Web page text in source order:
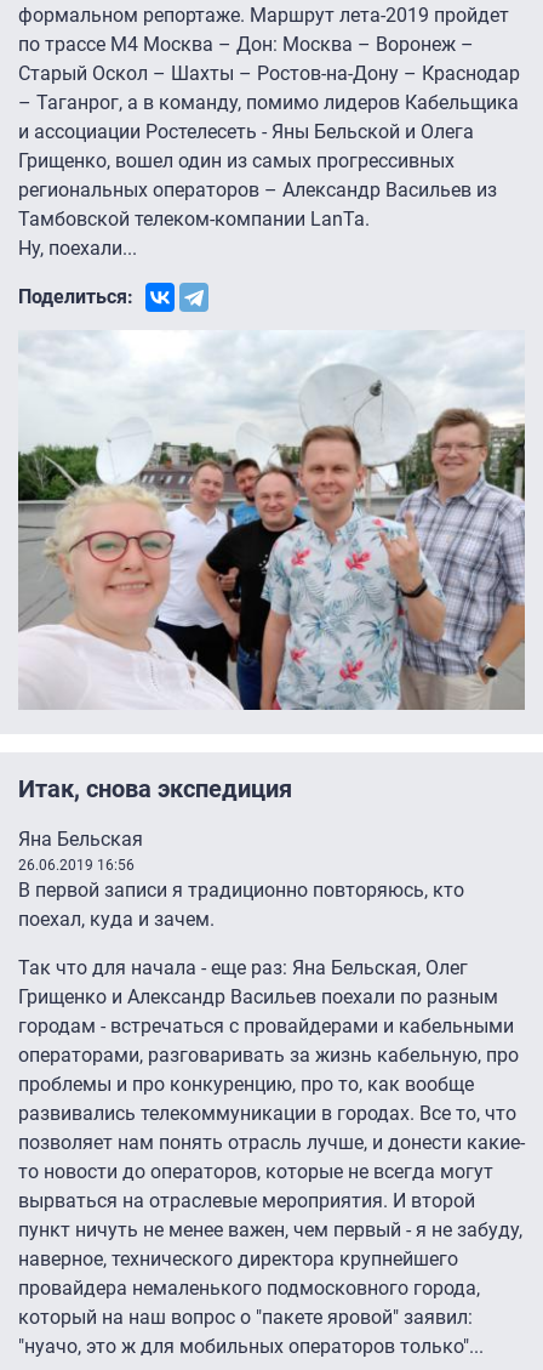
формальном репортаже. Маршрут лета-2019 пройдет
по трассе М4 Москва – Дон: Москва – Воронеж –
Старый Оскол – Шахты – Ростов-на-Дону – Краснодар
– Таганрог, а в команду, помимо лидеров Кабельщика
и ассоциации Ростелесеть - Яны Бельской и Олега
Грищенко, вошел один из самых прогрессивных
региональных операторов – Александр Васильев из
Тамбовской телеком-компании LanTa.
Ну, поехали...
Поделиться:
Итак, снова экспедиция
Яна Бельская
26.06.2019 16:56
В первой записи я традиционно повторяюсь, кто
поехал, куда и зачем.
Так что для начала - еще раз: Яна Бельская, Олег
Грищенко и Александр Васильев поехали по разным
городам - встречаться с провайдерами и кабельными
операторами, разговаривать за жизнь кабельную, про
проблемы и про конкуренцию, про то, как вообще
развивались телекоммуникации в городах. Все то, что
позволяет нам понять отрасль лучше, и донести какие-
то новости до операторов, которые не всегда могут
вырваться на отраслевые мероприятия. И второй
пункт ничуть не менее важен, чем первый - я не забуду,
наверное, технического директора крупнейшего
провайдера немаленького подмосковного города,
который на наш вопрос о "пакете яровой" заявил:
"нуачо, это ж для мобильных операторов только"...